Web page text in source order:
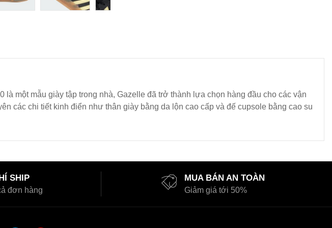
một mẫu giày tập trong nhà, Gazelle đã trở thành lựa chọn hàng đầu cho các vận
các chi tiết kinh điển như thân giày bằng da lộn cao cấp và đế cupsole bằng cao su
SHIP
đơn hàng
MUA BÁN AN TOÀN
Giảm giá tới 50%